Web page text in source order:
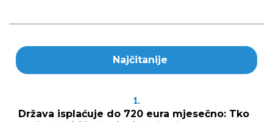
Najčitanije
1.
Država isplaćuje do 720 eura mjesečno: Tko